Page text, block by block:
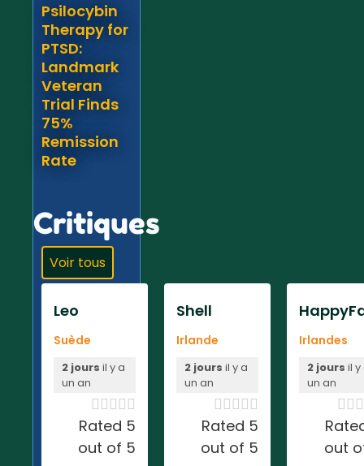
Psilocybin
Therapy for
PTSD:
Landmark
Veteran
Trial Finds
75%
Remission
Rate
Critiques
Voir tous
Leo
Suède
2 jours il y a
un an

Rated 5
out of 5
Shell
Irlande
2 jours il y a
un an

Rated 5
out of 5
Irlandes
2 jours il y
un an

out